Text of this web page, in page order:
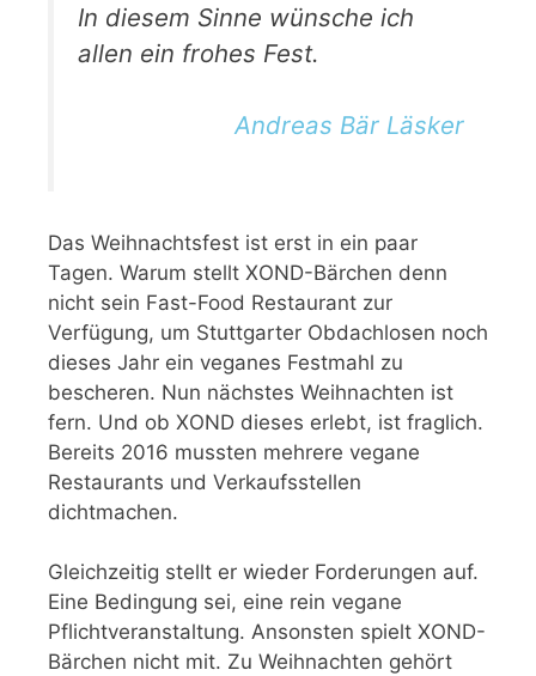
In diesem Sinne wünsche ich
allen ein frohes Fest.
Andreas Bär Läsker
Das Weihnachtsfest ist erst in ein paar
Tagen. Warum stellt XOND-Bärchen denn
nicht sein Fast-Food Restaurant zur
Verfügung, um Stuttgarter Obdachlosen noch
dieses Jahr ein veganes Festmahl zu
bescheren. Nun nächstes Weihnachten ist
fern. Und ob XOND dieses erlebt, ist fraglich.
Bereits 2016 mussten mehrere vegane
Restaurants und Verkaufsstellen
dichtmachen.
Gleichzeitig stellt er wieder Forderungen auf.
Eine Bedingung sei, eine rein vegane
Pflichtveranstaltung. Ansonsten spielt XOND-
Bärchen nicht mit. Zu Weihnachten gehört